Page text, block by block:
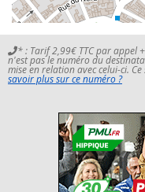
* : Tarif 2,99€ TTC par appel
n'est pas le numéro du
mise en relation avec celui-ci.
savoir plus sur ce numéro ?